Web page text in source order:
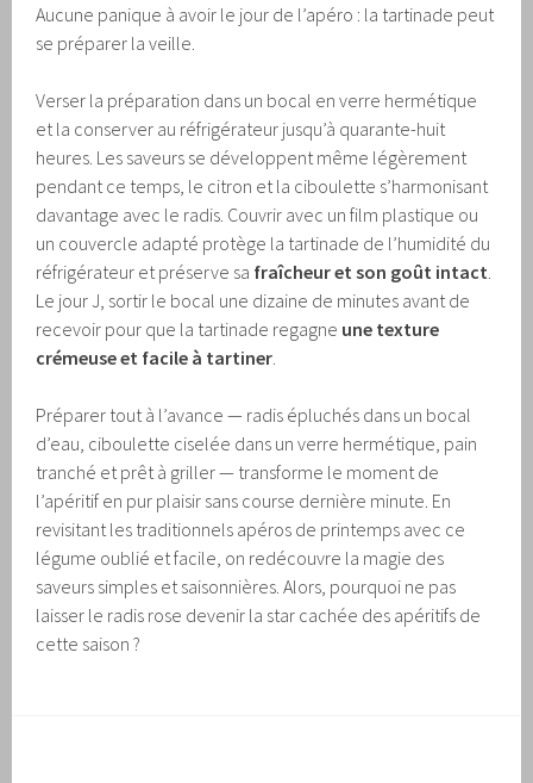
Aucune panique à avoir le jour de l’apéro : la tartinade peut
se préparer la veille.
Verser la préparation dans un bocal en verre hermétique
et la conserver au réfrigérateur jusqu’à quarante-huit
heures. Les saveurs se développent même légèrement
pendant ce temps, le citron et la ciboulette s’harmonisant
davantage avec le radis. Couvrir avec un film plastique ou
un couvercle adapté protège la tartinade de l’humidité du
réfrigérateur et préserve sa fraîcheur et son goût intact.
Le jour J, sortir le bocal une dizaine de minutes avant de
recevoir pour que la tartinade regagne une texture
crémeuse et facile à tartiner.
Préparer tout à l’avance — radis épluchés dans un bocal
d’eau, ciboulette ciselée dans un verre hermétique, pain
tranché et prêt à griller — transforme le moment de
l’apéritif en pur plaisir sans course dernière minute. En
revisitant les traditionnels apéros de printemps avec ce
légume oublié et facile, on redécouvre la magie des
saveurs simples et saisonnières. Alors, pourquoi ne pas
laisser le radis rose devenir la star cachée des apéritifs de
cette saison ?